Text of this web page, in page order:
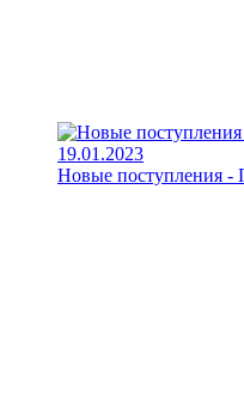
19.01.2023
Новые поступления -